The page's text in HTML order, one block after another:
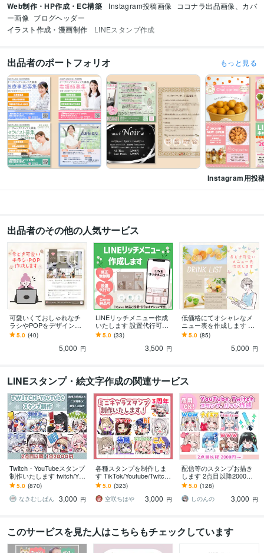
Web制作・HP作成・EC構築 Instagram投稿画像
ココナラ出品画像、カバ
ー画像 ブログヘッダー
イラスト作成・漫画制作 LINEスタンプ作成
出品者のポートフォリオ もっと見る
Instagram用投
出品者のその他の人気サービス
可愛いくておしゃれなチ
ラシやPOPをデザインし
ます 修正無制限、メッセ
ージにて相談だけでもO
K！お気軽にどうぞ！
5.0 (40)
5,000 円
LINEリッチメニュー作成
いたします 設置代行可！
ラインクーポンやリッチ
メッセージも対応可能で
5.0 (33)
3,500 円
低価格にてオシャレなメ
ニュー表を作成します お
店や美容院、キッチンカ
ーのメニュー表なんでも
5.0 (85)
5,000 円
LINEスタンプ・絵文字作成の関連サービス
Twitch・YouTubeスタンプ
制作いたします twitch/You
Tube/tiktok配信用スタンプ
制作
5.0 (870)
なきむしぱん
3,000 円
各種スタンプを制作しま
す TikTok/Youtube/Twitch
など各種対応中！
5.0 (323)
空咲ちはや
3,000 円
配信等のスタンプお描き
します 2点目以降2000
円。GIFアニメーションス
タンプも！
5.0 (128)
しのんの
3,000 円
このサービスを見た人はこちらもチェックしています